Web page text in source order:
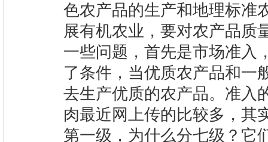
色农产品的生产和地理标准
展有机农业，要对农产品质
一些问题，首先是市场准入
了条件，当优质农产品和一
去生产优质的农产品。准入
肉最近网上传的比较多，其
第一级，为什么分七级？它